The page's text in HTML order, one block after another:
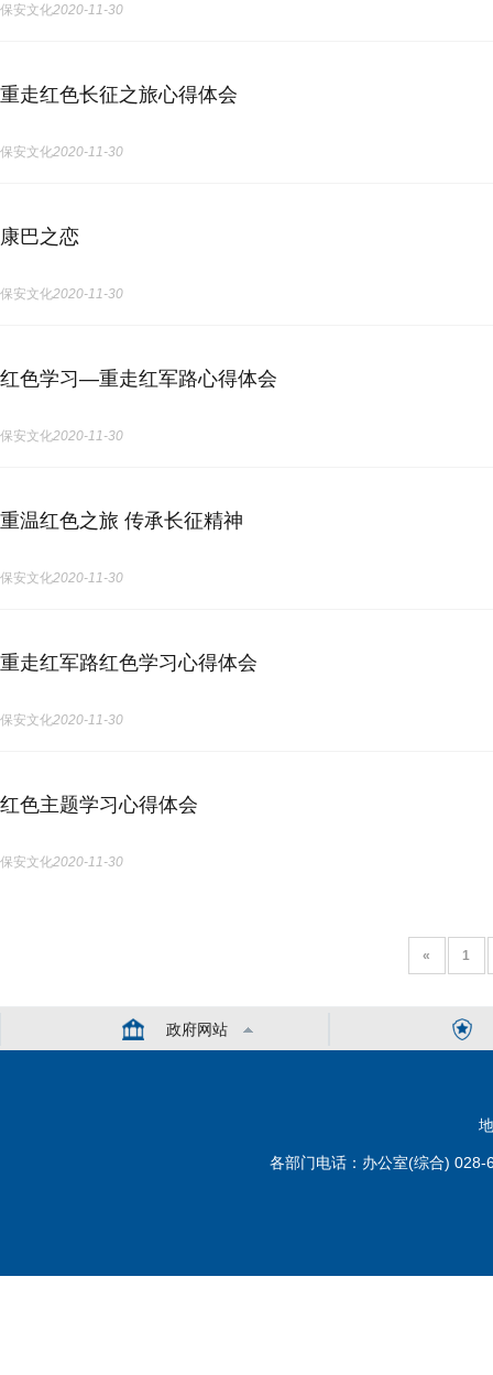
保安文化2020-11-30
重走红色长征之旅心得体会
保安文化2020-11-30
康巴之恋
保安文化2020-11-30
红色学习—重走红军路心得体会
保安文化2020-11-30
重温红色之旅 传承长征精神
保安文化2020-11-30
重走红军路红色学习心得体会
保安文化2020-11-30
红色主题学习心得体会
保安文化2020-11-30
« 1
政府网站
各部门电话：办公室(综合)